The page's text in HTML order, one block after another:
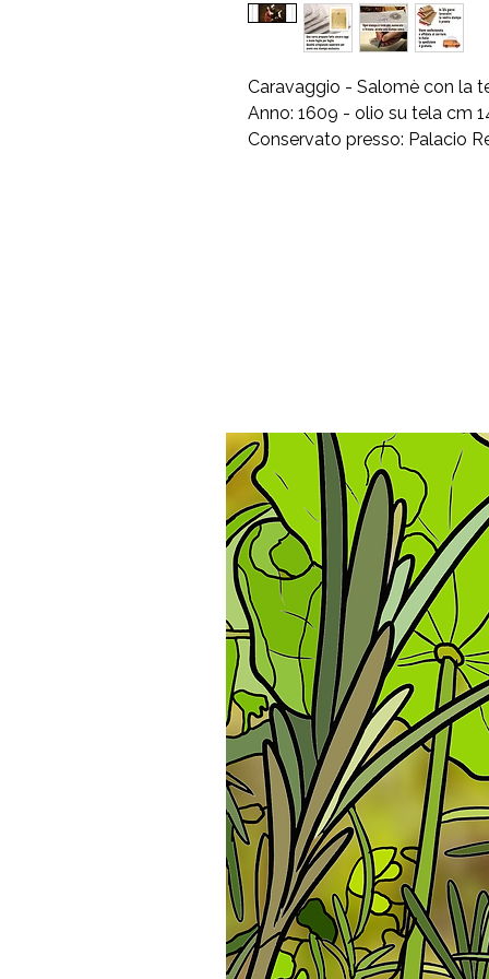
Caravaggio - Salomè con la
Anno: 1609 - olio su tela cm
Conservato presso: Palacio